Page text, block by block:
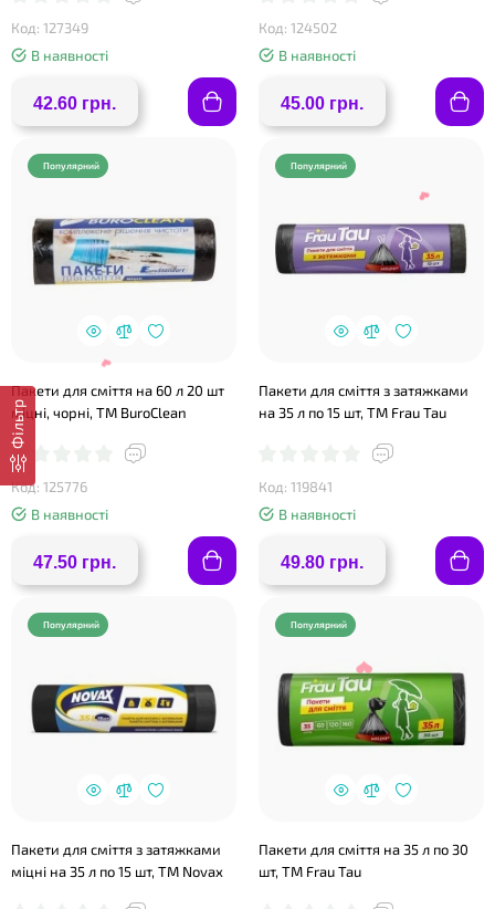
Фільтр
Код: 127349
В наявності
42.60 грн.
Код: 124502
В наявності
45.00 грн.
Популярний
Пакети для сміття на 60 л 20 шт
міцні, чорні, ТМ BuroClean
Код: 125776
В наявності
47.50 грн.
Популярний
Пакети для сміття з затяжками
на 35 л по 15 шт, ТМ Frau Tau
Код: 119841
В наявності
49.80 грн.
Популярний
Пакети для сміття з затяжками
міцні на 35 л по 15 шт, ТМ Novax
Популярний
Пакети для сміття на 35 л по 30
шт, ТМ Frau Tau
❤
❤